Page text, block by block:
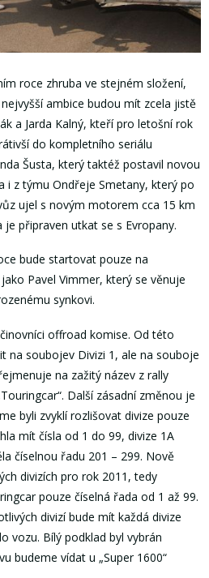
roce zhruba ve stejném složení,
ambice budou mít zcela jistě
a Jarda Kalný, kteří pro letošní rok
do kompletního seriálu
Šusta, který taktéž postavil novou
i z týmu Ondřeje Smetany, který po
ujel s novým motorem cca 15 km
je připraven utkat se s Evropany.
bude startovat pouze na
Pavel Vimmer, který se věnuje
synkovi.
offroad komise. Od této
na soubojev Divizi 1, ale na souboje
na zažitý název z rally
Další zásadní změnou je
byli zvyklí rozlišovat divize pouze
mít čísla od 1 do 99, divize 1A
číselnou řadu 201 – 299. Nově
divizích pro rok 2011, tedy
pouze číselná řada od 1 až 99.
divizí bude mít každá divize
vozu. Bílý podklad byl vybrán
budeme vídat u „Super 1600“